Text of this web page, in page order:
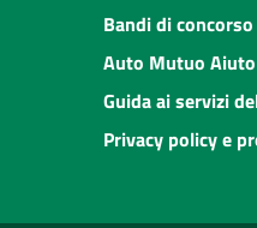
Bandi di concorso
Auto Mutuo Aiuto
Guida ai servizi
Privacy policy e